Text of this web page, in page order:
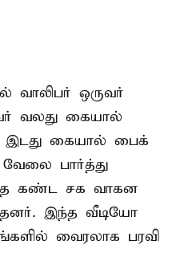
வாலிபர் ஒருவர்
வலது கையால்
கையால் பைக்
பார்த்து
கண்ட சக வாகன
இந்த வீடியோ
வைரலாக பரவி